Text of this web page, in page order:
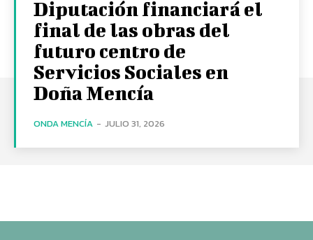
Diputación financiará el
final de las obras del
futuro centro de
Servicios Sociales en
Doña Mencía
ONDA MENCÍA - JULIO 31, 2026